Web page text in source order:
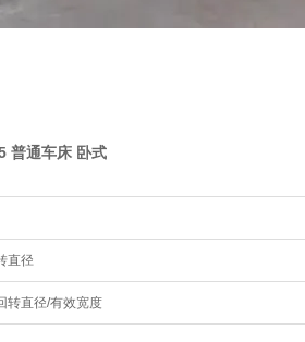
普通车床 卧式
直径
转直径/有效宽度